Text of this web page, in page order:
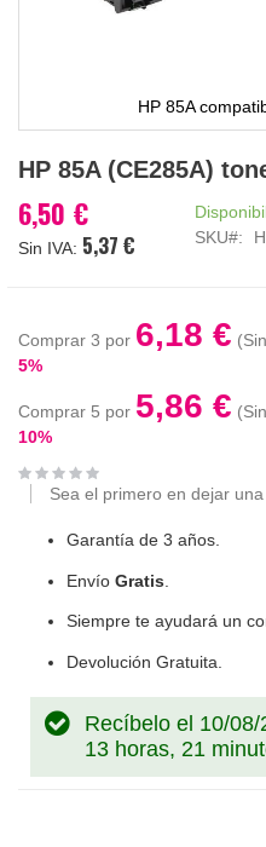
HP 85A
al
de
la
HP 85A (CE285A)
6,50 €
5,37 €
SKU
Comprar 3 por 6,18 €
5%
Comprar 5 por 5,86 €
10%
Sea el primero en dejar
Garantía de 3 años.
Envío Gratis
Siempre te ayudará un
Devolución Gratuita.
Recíbelo el 10/
13 horas, 21